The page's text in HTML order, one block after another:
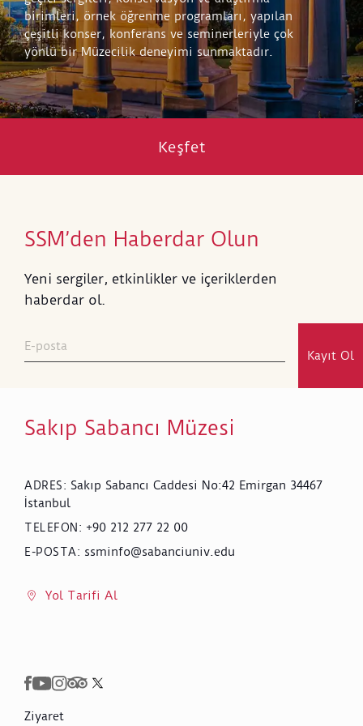
birimleri, örnek öğrenme programları, yapılan
çeşitli konser, konferans ve seminerleriyle çok
yönlü bir Müzecilik deneyimi sunmaktadır.
Keşfet
SSM’den Haberdar Olun
Yeni sergiler, etkinlikler ve içeriklerden
haberdar ol.
Kayıt Ol
Sakıp Sabancı Müzesi
ADRES: Sakıp Sabancı Caddesi No:42 Emirgan 34467
İstanbul
TELEFON : +90 212 277 22 00
E-POSTA: ssminfo@sabanciuniv.edu
Yol Tarifi Al
Ziyaret